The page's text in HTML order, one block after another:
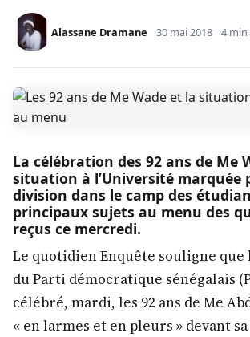
Alassane Dramane 30 mai 2018 4
La célébration des 92 ans de Me
situation à l’Université marquée
division dans le camp des
principaux sujets au menu des
reçus ce mercredi.
Le quotidien Enquête souligne
du Parti démocratique sénégalais
célébré, mardi, les 92 ans de Me
« en larmes et en pleurs » devant